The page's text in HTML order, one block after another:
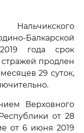
Балкарской
года срок
продлен
29 суток,
Верховного
от 28
от 6 июня 2019